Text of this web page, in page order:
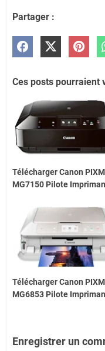
Partager :
Ces posts pourraient
Télécharger Canon
MG7150 Pilote
Télécharger Canon
MG6853 Pilote
Enregistrer un